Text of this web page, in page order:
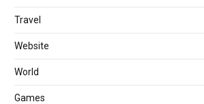
Travel
Website
World
Games